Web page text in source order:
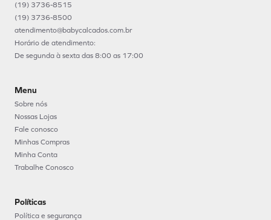
(19) 3736-8515
(19) 3736-8500
atendimento@babycalcados.com.br
Horário de atendimento:
De segunda à sexta das 8:00 as 17:00
Menu
Sobre nós
Nossas Lojas
Fale conosco
Minhas Compras
Minha Conta
Trabalhe Conosco
Políticas
Política e segurança